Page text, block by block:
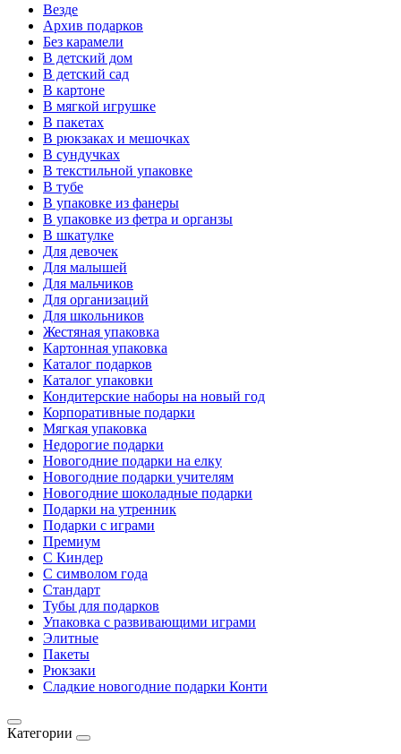
Везде
Архив подарков
Без карамели
В детский дом
В детский сад
В картоне
В мягкой игрушке
В пакетах
В рюкзаках и мешочках
В сундучках
В текстильной упаковке
В тубе
В упаковке из фанеры
В упаковке из фетра и органзы
В шкатулке
Для девочек
Для малышей
Для мальчиков
Для организаций
Для школьников
Жестяная упаковка
Картонная упаковка
Каталог подарков
Каталог упаковки
Кондитерские наборы на новый год
Корпоративные подарки
Мягкая упаковка
Недорогие подарки
Новогодние подарки на елку
Новогодние подарки учителям
Новогодние шоколадные подарки
Подарки на утренник
Подарки с играми
Премиум
С Киндер
С символом года
Стандарт
Тубы для подарков
Упаковка с развивающими играми
Элитные
Пакеты
Рюкзаки
Сладкие новогодние подарки Конти
Категории